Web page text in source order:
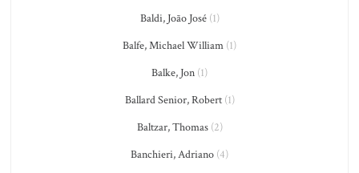
Baldi, João José(1)
Balfe, Michael William (1)
Balke, Jon (1)
Ballard Senior, Robert(1)
Baltzar, Thomas(2)
Banchieri, Adriano (4)